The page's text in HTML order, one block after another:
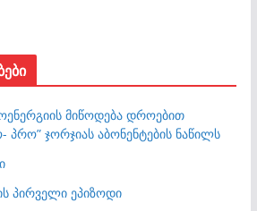
მიწოდება დროებით
პრო” ჯორჯიას აბონენტების ნაწილს
პირველი ეპიზოდი